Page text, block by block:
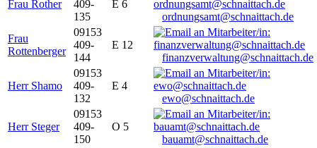
Frau Rother
409-
135
E 6
ordnungsamt@schnaittach.de
Frau
Rottenberger
09153
409-
144
E 12
finanzverwaltung@schnaittach.de
Herr Shamo
09153
409-
132
E 4
ewo@schnaittach.de
Herr Steger
09153
409-
150
O 5
bauamt@schnaittach.de